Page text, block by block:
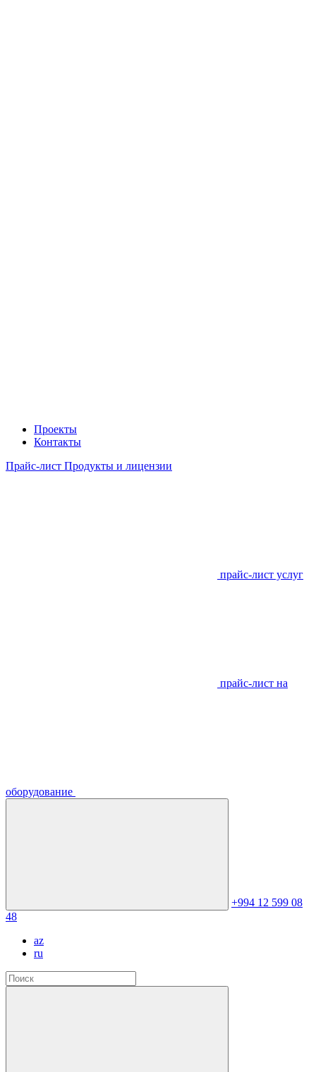
Проекты
Контакты
Прайс-лист Продукты и лицензии
прайс-лист услуг
прайс-лист на
оборудование
+994 12 599 08
48
az
ru